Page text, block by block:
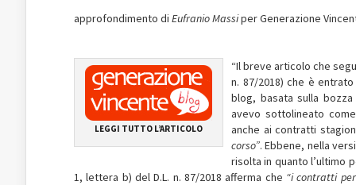
approfondimento di Eufranio Massiper Generazione
LEGGI TUTTO L’ARTICOLO
“Il breve articolo che
n. 87/2018) che è
blog, basata sulla
avevo sottolineato
anche ai contratti
corso”. Ebbene, nella
risolta in quanto l’ultimo
1, lettera b) del D.L. n. 87/2018 afferma che “i contratti